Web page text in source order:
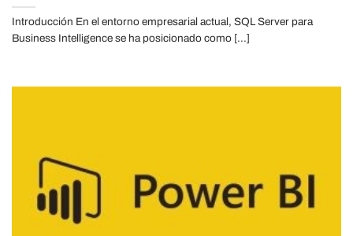
Introducción En el entorno empresarial actual, SQL Server para
Business Intelligence se ha posicionado como [...]